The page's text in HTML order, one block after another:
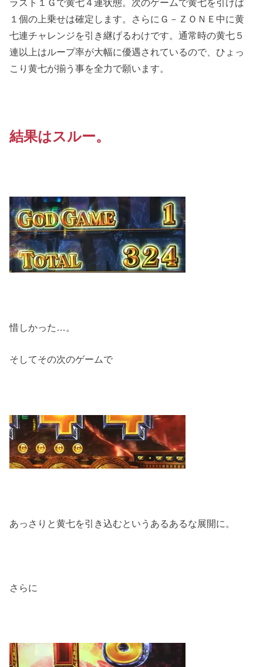
ラスト１Ｇで黄七４連状態。次のゲームで黄七を引けば
１個の上乗せは確定します。さらにＧ－ＺＯＮＥ中に黄
七連チャレンジを引き継げるわけです。通常時の黄七５
連以上はループ率が大幅に優遇されているので、ひょっ
こり黄七が揃う事を全力で願います。
結果はスルー。
惜しかった…。
そしてその次のゲームで
あっさりと黄七を引き込むというあるあるな展開に。
さらに